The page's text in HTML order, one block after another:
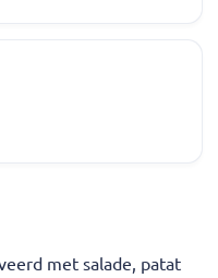
met salade, patat